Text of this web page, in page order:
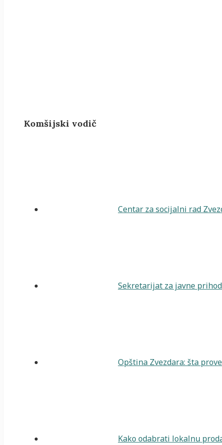
Komšijski vodič
Centar za socijalni rad
Sekretarijat za javne
Opština Zvezdara: šta
Kako odabrati lokalnu